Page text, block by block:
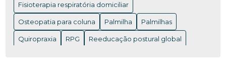
ACUPUNTURA EM NITERÓI: BENEFÍCIOS QUE VOCÊ
PRECISA CONHECER
ACUPUNTURA EM NITERÓI: DESCUBRA OS
BENEFÍCIOS DESSA TERAPIA MILENAR
Fisioterapia respiratória domiciliar
Osteopatia para coluna Palmilha Palmilhas
Quiropraxia RPG Reeducação postural global